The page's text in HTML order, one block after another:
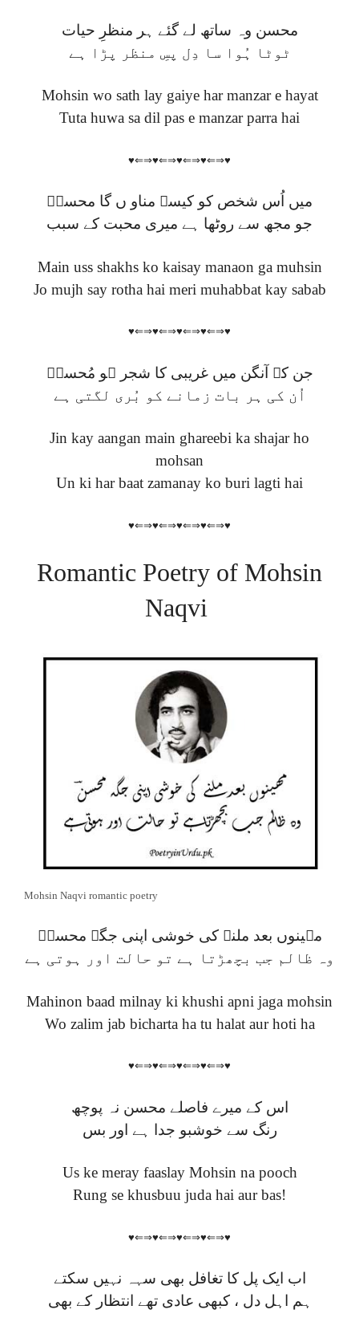
محسن وہ ساتھ لے گئے ہر منظرِ حیات
ٹوٹا ہُوا سا دِل پسِ منظر پڑا ہے
Mohsin wo sath lay gaiye har manzar e hayat
Tuta huwa sa dil pas e manzar parra hai
♥⇐⇒♥⇐⇒♥⇐⇒♥⇐⇒♥
میں اُس شخص کو کیسے مناو ں گا محسنؔ
جو مجھ سے روٹھا ہے میری محبت کے سبب
Main uss shakhs ko kaisay manaon ga muhsin
Jo mujh say rotha hai meri muhabbat kay sabab
♥⇐⇒♥⇐⇒♥⇐⇒♥⇐⇒♥
جن کے آنگن میں غریبی کا شجر ہو مُحسنؔ
اُن کی ہر بات زمانے کو بُری لگتی ہے
Jin kay aangan main ghareebi ka shajar ho
mohsan
Un ki har baat zamanay ko buri lagti hai
♥⇐⇒♥⇐⇒♥⇐⇒♥⇐⇒♥
Romantic Poetry of Mohsin
Naqvi
Mohsin Naqvi romantic poetry
مہینوں بعد ملنے کی خوشی اپنی جگہ محسنؔ
وہ ظالم جب بچھڑتا ہے تو حالت اور ہوتی ہے
Mahinon baad milnay ki khushi apni jaga mohsin
Wo zalim jab bicharta ha tu halat aur hoti ha
♥⇐⇒♥⇐⇒♥⇐⇒♥⇐⇒♥
اس کے میرے فاصلے محسن نہ پوچھ
رنگ سے خوشبو جدا ہے اور بس
Us ke meray faaslay Mohsin na pooch
Rung se khusbuu juda hai aur bas!
♥⇐⇒♥⇐⇒♥⇐⇒♥⇐⇒♥
اب ایک پل کا تغافل بھی سہہ نہیں سکتے
ہم اہل دل ، کبھی عادی تھے انتظار کے بھی